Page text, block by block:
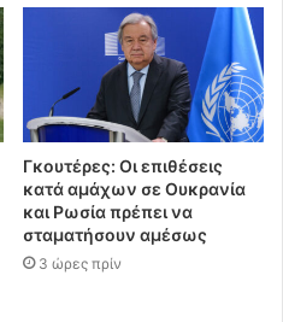
Γκουτέρες: Οι επιθέσεις
κατά αμάχων σε Ουκρανία
και Ρωσία πρέπει να
σταματήσουν αμέσως
3 ώρες πρίν